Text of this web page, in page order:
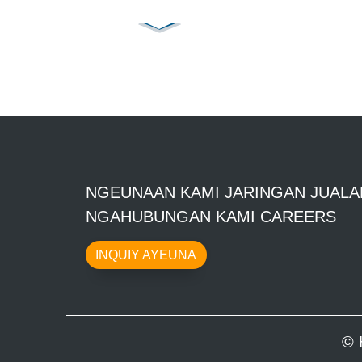
NGEUNAAN KAMI JARINGAN
NGAHUBUNGAN KAMI CAREERS
INQUIY AYEUNA
©